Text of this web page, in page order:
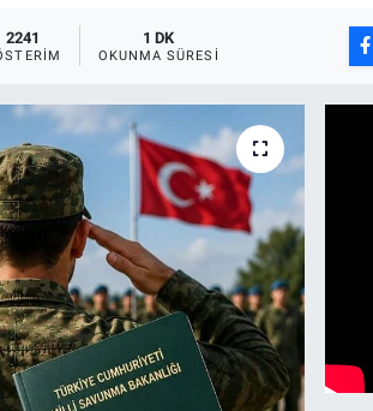
2241 1 DK
OKUNMA SÜRESI